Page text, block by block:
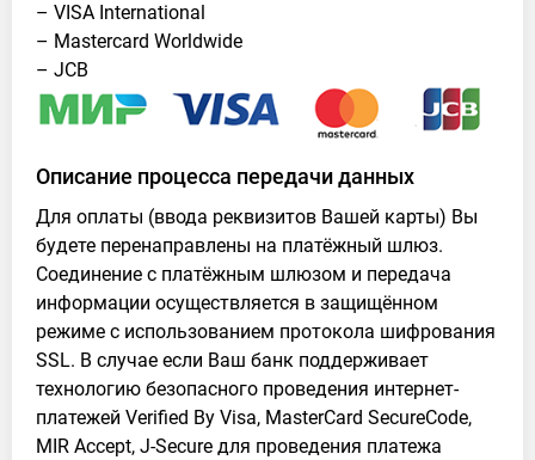
– VISA International
– Mastercard Worldwide
– JCB
Описание процесса передачи данных
Для оплаты (ввода реквизитов Вашей карты) Вы
будете перенаправлены на платёжный шлюз.
Соединение с платёжным шлюзом и передача
информации осуществляется в защищённом
режиме с использованием протокола шифрования
SSL. В случае если Ваш банк поддерживает
технологию безопасного проведения интернет-
платежей Verified By Visa, MasterCard SecureCode,
MIR Accept, J-Secure для проведения платежа